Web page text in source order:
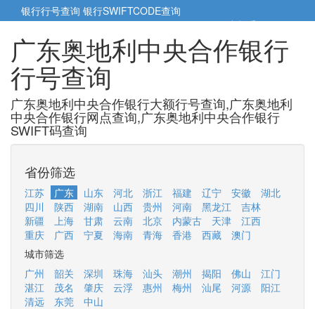
银行行号查询 银行SWIFTCODE查询
5cm小帮手5cm.cn
广东奥地利中央合作银行
行号查询
广东奥地利中央合作银行大额行号查询,广东奥地利
中央合作银行网点查询,广东奥地利中央合作银行
SWIFT码查询
省份筛选
江苏 广东 山东 河北 浙江 福建 辽宁 安徽
湖北
四川
陕西 湖南 山西 贵州 河南 黑龙江
吉林
新疆
上海 甘肃 云南 北京 内蒙古 天津
江西
重庆
广西 宁夏 海南 青海 香港 西藏
澳门
城市筛选
广州
韶关 深圳 珠海 汕头 潮州 揭阳 佛山
江门
湛江
茂名 肇庆 云浮 惠州 梅州 汕尾 河源
阳江
清远
东莞 中山